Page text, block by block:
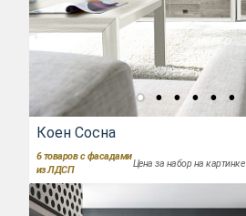
Коен Сосна
6 товаров с фасадами
из ЛДСП
Цена за набор на картинке